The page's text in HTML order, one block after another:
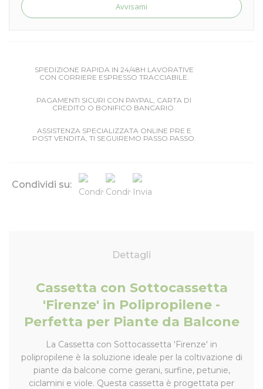
Avvisami
SPEDIZIONE RAPIDA IN 24/48H LAVORATIVE
CON CORRIERE ESPRESSO TRACCIABILE.
PAGAMENTI SICURI CON PAYPAL, CARTA DI
CREDITO O BONIFICO BANCARIO.
ASSISTENZA SPECIALIZZATA ONLINE PRE E
POST VENDITA, TI SEGUIREMO PASSO PASSO.
Condividi su:
Dettagli
Cassetta con Sottocassetta
'Firenze' in Polipropilene -
Perfetta per Piante da Balcone
La Cassetta con Sottocassetta 'Firenze' in
polipropilene è la soluzione ideale per la coltivazione di
piante da balcone come gerani, surfine, petunie,
ciclamini e viole. Questa cassetta è progettata per